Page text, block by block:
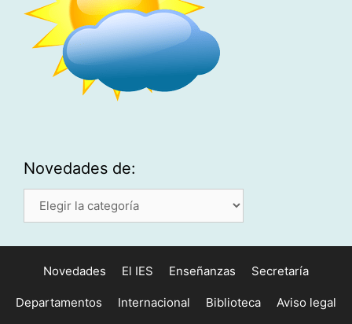
Novedades de:
Novedades
de:
Novedades El IES Enseñanzas Secretaría
Departamentos Internacional Biblioteca Aviso legal